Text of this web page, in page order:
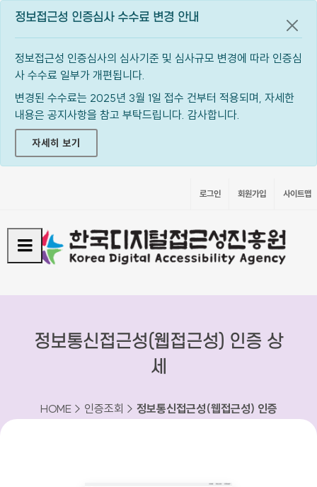
정보접근성 인증심사 수수료 변경 안내
정보접근성 인증심사의 심사기준 및 심사규모 변경에 따라 인증심
사 수수료 일부가 개편됩니다.
변경된 수수료는 2025년 3월 1일 접수 건부터 적용되며, 자세한
내용은 공지사항을 참고 부탁드립니다. 감사합니다.
자세히 보기
공지
로그인 회원가입 사이트맵
정보통신접근성(웹접근성) 인증 상
세
HOME > 인증조회 > 정보통신접근성(웹접근성) 인증